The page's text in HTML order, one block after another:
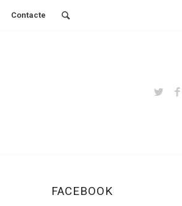
Contacte
FACEBOOK